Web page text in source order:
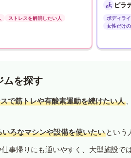
ストレスを解消したい人
ピラ
ボディラ
女性だけ
ムを探す
で筋トレや有酸素運動を続けたい人 、
いろなマシンや設備を使いたい という
事帰りにも通いやすく、大型施設で